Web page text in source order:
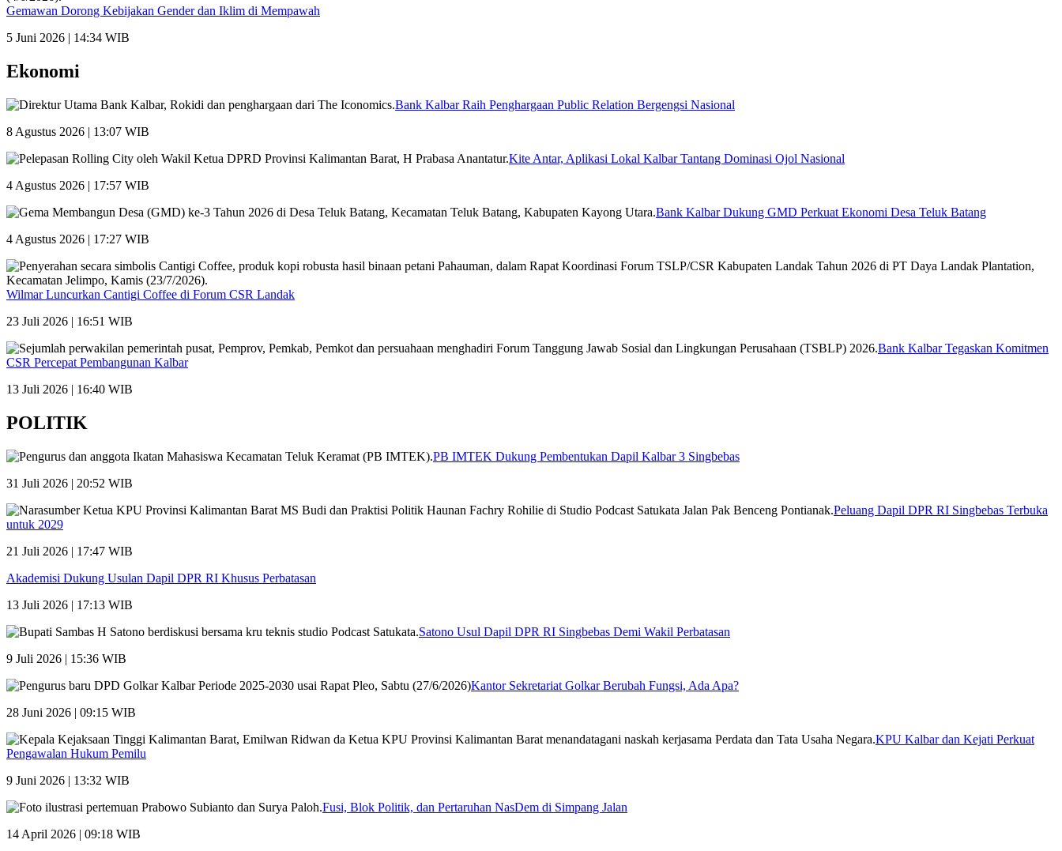
Gemawan Dorong Kebijakan Gender dan Iklim di Mempawah
5 Juni 2026 | 14:34 WIB
Ekonomi
Bank Kalbar Raih Penghargaan Public Relation Bergengsi Nasional
8 Agustus 2026 | 13:07 WIB
Kite Antar, Aplikasi Lokal Kalbar Tantang Dominasi Ojol Nasional
4 Agustus 2026 | 17:57 WIB
Bank Kalbar Dukung GMD Perkuat Ekonomi Desa Teluk Batang
4 Agustus 2026 | 17:27 WIB
Wilmar Luncurkan Cantigi Coffee di Forum CSR Landak
23 Juli 2026 | 16:51 WIB
Bank Kalbar Tegaskan Komitmen
CSR Percepat Pembangunan Kalbar
13 Juli 2026 | 16:40 WIB
POLITIK
PB IMTEK Dukung Pembentukan Dapil Kalbar 3 Singbebas
31 Juli 2026 | 20:52 WIB
Peluang Dapil DPR RI Singbebas Terbuka
untuk 2029
21 Juli 2026 | 17:47 WIB
Akademisi Dukung Usulan Dapil DPR RI Khusus Perbatasan
13 Juli 2026 | 17:13 WIB
Satono Usul Dapil DPR RI Singbebas Demi Wakil Perbatasan
9 Juli 2026 | 15:36 WIB
Kantor Sekretariat Golkar Berubah Fungsi, Ada Apa?
28 Juni 2026 | 09:15 WIB
KPU Kalbar dan Kejati Perkuat
Pengawalan Hukum Pemilu
9 Juni 2026 | 13:32 WIB
Fusi, Blok Politik, dan Pertaruhan NasDem di Simpang Jalan
14 April 2026 | 09:18 WIB